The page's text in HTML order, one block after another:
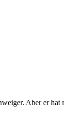
Aber er